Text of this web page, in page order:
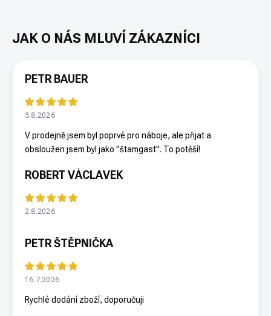
PETR BAUER
3.8.2026
V prodejně jsem byl poprvé pro náboje, ale přijat a
obsloužen jsem byl jako "štamgast". To potěší!
ROBERT VÁCLAVEK
2.8.2026
PETR ŠTĚPNIČKA
16.7.2026
Rychlé dodání zboží, doporučuji